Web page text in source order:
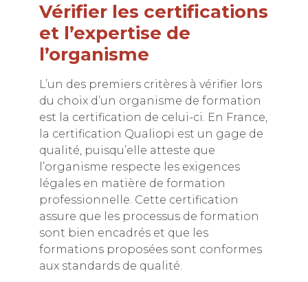
Vérifier les certifications
et l’expertise de
l’organisme
L’un des premiers critères à vérifier lors
du choix d’un organisme de formation
est la certification de celui-ci. En France,
la certification Qualiopi est un gage de
qualité, puisqu’elle atteste que
l’organisme respecte les exigences
légales en matière de formation
professionnelle. Cette certification
assure que les processus de formation
sont bien encadrés et que les
formations proposées sont conformes
aux standards de qualité.